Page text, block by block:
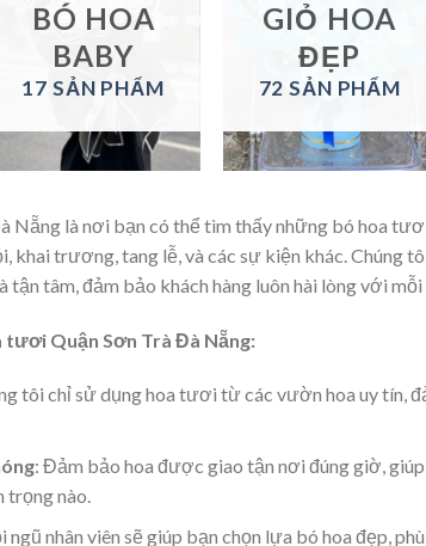
BÓ HOA
BABY
17 SẢN PHẨM
GIỎ HOA
ĐẸP
72 SẢN PHẨM
Nẵng là nơi bạn có thể tìm thấy những bó hoa
khai trương, tang lễ, và các sự kiện khác. Chúng
tâm, đảm bảo khách hàng luôn hài lòng với mỗi
tươi Quận Sơn Trà Đà Nẵng:
tôi chỉ sử dụng hoa tươi từ các vườn hoa uy tín,
: Đảm bảo hoa được giao tận nơi đúng giờ,
trọng nào.
ngũ nhân viên sẽ giúp bạn chọn lựa bó hoa đẹp,